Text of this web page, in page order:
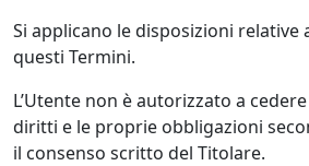
Si applicano le disposizioni relative
questi Termini.
L’Utente non è autorizzato a
diritti e le proprie obbligazioni
il consenso scritto del Titolare.